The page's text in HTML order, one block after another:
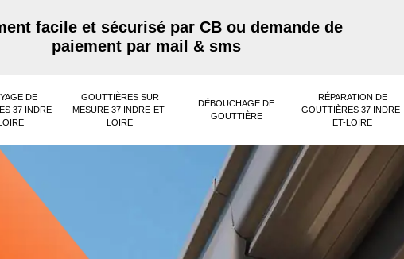
facile et sécurisé par CB ou demande de
paiement par mail & sms
DE
37 INDRE-
GOUTTIÈRES SUR
MESURE 37 INDRE-ET-
LOIRE
DÉBOUCHAGE DE
GOUTTIÈRE
RÉPARATION DE
GOUTTIÈRES 37 INDRE-
ET-LOIRE